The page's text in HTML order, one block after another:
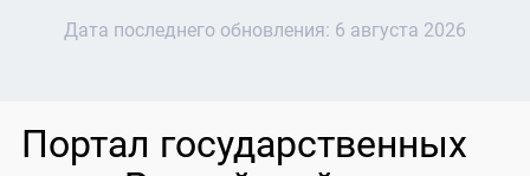
Дата последнего обновления: 6 августа 2026
Портал государственных